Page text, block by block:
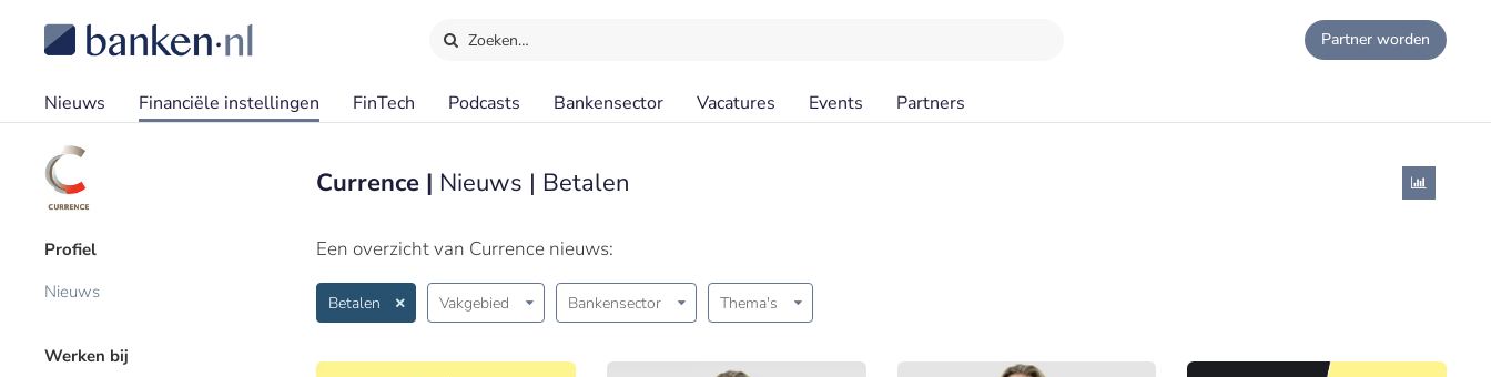
Zoeken… Partner worden
Nieuws Financiële instellingen FinTech Podcasts Bankensector Vacatures Events Partners
Profiel
Nieuws
Werken bij
Currence | Nieuws | Betalen
Een overzicht van Currence nieuws:
Betalen Vakgebied Bankensector Thema's